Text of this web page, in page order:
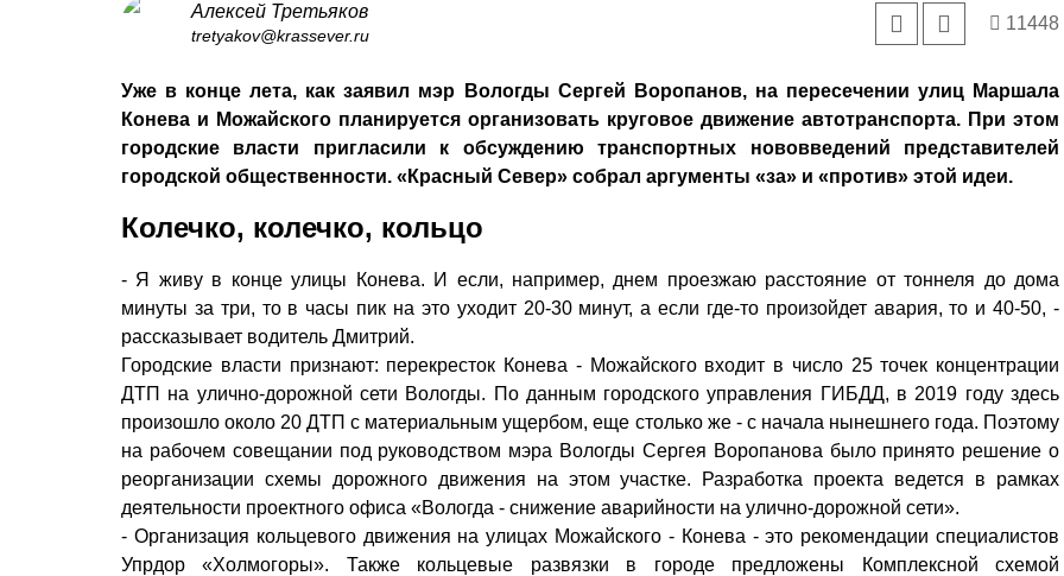
Алексей Третьяков
tretyakov@krassever.ru
11448
Уже в конце лета, как заявил мэр Вологды Сергей Воропанов, на пересечении улиц Маршала
Конева и Можайского планируется организовать круговое движение автотранспорта. При этом
городские власти пригласили к обсуждению транспортных нововведений представителей
городской общественности. «Красный Север» собрал аргументы «за» и «против» этой идеи.
Колечко, колечко, кольцо
- Я живу в конце улицы Конева. И если, например, днем проезжаю расстояние от тоннеля до дома
минуты за три, то в часы пик на это уходит 20-30 минут, а если где-то произойдет авария, то и 40-50, -
рассказывает водитель Дмитрий.
Городские власти признают: перекресток Конева - Можайского входит в число 25 точек концентрации
ДТП на улично-дорожной сети Вологды. По данным городского управления ГИБДД, в 2019 году здесь
произошло около 20 ДТП с материальным ущербом, еще столько же - с начала нынешнего года. Поэтому
на рабочем совещании под руководством мэра Вологды Сергея Воропанова было принято решение о
реорганизации схемы дорожного движения на этом участке. Разработка проекта ведется в рамках
деятельности проектного офиса «Вологда - снижение аварийности на улично-дорожной сети».
- Организация кольцевого движения на улицах Можайского - Конева - это рекомендации специалистов
Упрдор «Холмогоры». Также кольцевые развязки в городе предложены Комплексной схемой